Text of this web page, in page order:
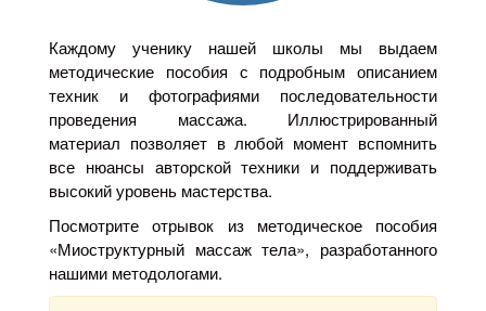
Каждому ученику нашей школы мы выдаем
методические пособия с подробным описанием
техник и фотографиями последовательности
проведения массажа. Иллюстрированный
материал позволяет в любой момент вспомнить
все нюансы авторской техники и поддерживать
высокий уровень мастерства.
Посмотрите отрывок из методическое пособия
«Миоструктурный массаж тела», разработанного
нашими методологами.